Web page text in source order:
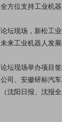
全方位支持工业机
论坛现场，新松工
未来工业机器人发展
论坛现场举办项目
公司、安徽研标汽
（沈阳日报、沈报